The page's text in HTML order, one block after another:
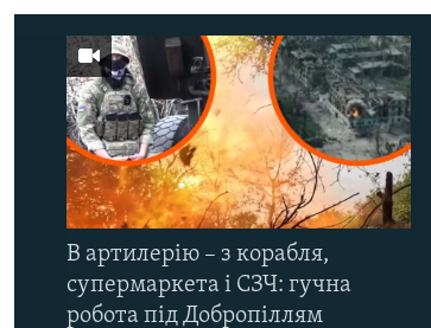
В артилерію – з корабля,
супермаркета і СЗЧ: гучна
робота під Добропіллям